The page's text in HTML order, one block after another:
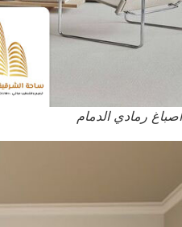
اصباغ رمادي الدمام